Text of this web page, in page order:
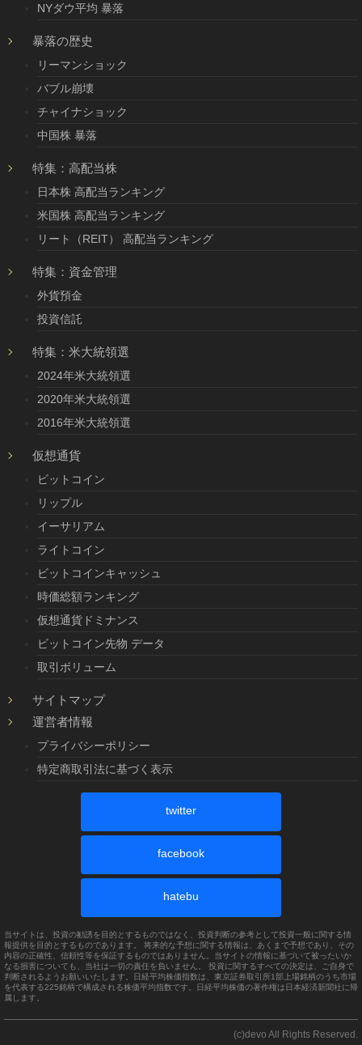
NYダウ平均 暴落
暴落の歴史
リーマンショック
バブル崩壊
チャイナショック
中国株 暴落
特集：高配当株
日本株 高配当ランキング
米国株 高配当ランキング
リート（REIT） 高配当ランキング
特集：資金管理
外貨預金
投資信託
特集：米大統領選
2024年米大統領選
2020年米大統領選
2016年米大統領選
仮想通貨
ビットコイン
リップル
イーサリアム
ライトコイン
ビットコインキャッシュ
時価総額ランキング
仮想通貨ドミナンス
ビットコイン先物 データ
取引ボリューム
サイトマップ
運営者情報
プライバシーポリシー
特定商取引法に基づく表示
twitter
facebook
hatebu
当サイトは、投資の勧誘を目的とするものではなく、投資判断の参考として投資一般に関する情
報提供を目的とするものであります。 将来的な予想に関する情報は、あくまで予想であり、その
内容の正確性、信頼性等を保証するものではありません。当サイトの情報に基づいて被ったいか
なる損害についても、当社は一切の責任を負いません。 投資に関するすべての決定は、ご自身で
判断されるようお願いいたします。日経平均株価指数は、東京証券取引所1部上場銘柄のうち市場
を代表する225銘柄で構成される株価平均指数です。日経平均株価の著作権は日本経済新聞社に帰
属します。
(c)devo All Rights Reserved.